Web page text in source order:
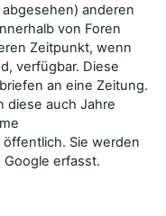
anderen
von Foren
Zeitpunkt, wenn
verfügbar. Diese
an eine Zeitung.
diese auch Jahre
öffentlich. Sie werden
erfasst.